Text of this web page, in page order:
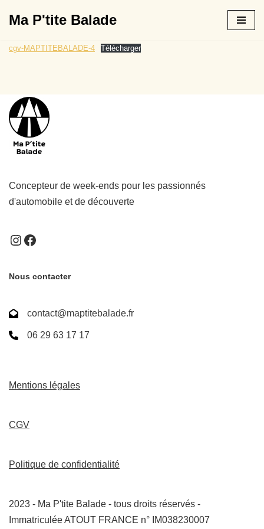
au
Ma P'tite Balade
cgv-MAPTITEBALADE-4 Télécharger
Concepteur de week-ends pour les passionnés
d'automobile et de découverte
Nous contacter
contact@maptitebalade.fr
06 29 63 17 17
Mentions légales
CGV
Politique de confidentialité
2023 - Ma P'tite Balade - tous droits réservés -
Immatriculée ATOUT FRANCE n° IM038230007